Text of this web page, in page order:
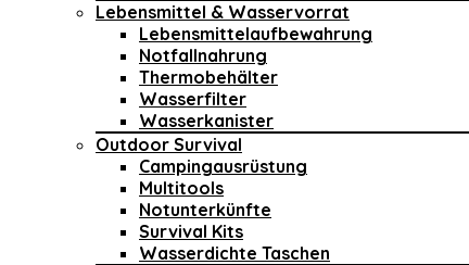
Lebensmittel & Wasservorrat
Lebensmittelaufbewahrung
Notfallnahrung
Thermobehälter
Wasserfilter
Wasserkanister
Outdoor Survival
Campingausrüstung
Multitools
Notunterkünfte
Survival Kits
Wasserdichte Taschen